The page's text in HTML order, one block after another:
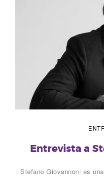
Entrevista a
Stefano Giovannoni es